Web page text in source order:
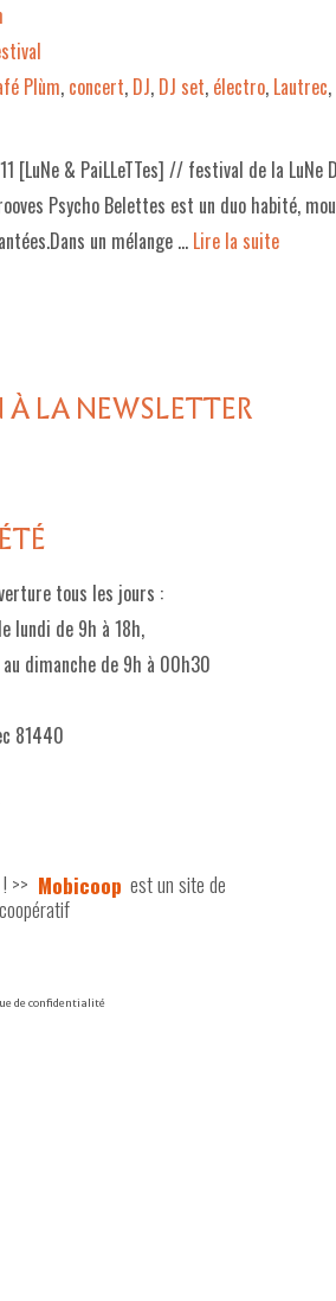
Plùm, concert, DJ, DJ set, électro, Lautrec,
#11 [LuNe & PaiLLeTTes] // festival de la
Psycho Belettes est un duo habité,
un mélange … Lire la suite­­
LA NEWSLETTER
tous les jours :
le lundi de 9h à 18h,
dimanche de 9h à 00h30
81440
>> Mobicoop est un site de
de confidentialité